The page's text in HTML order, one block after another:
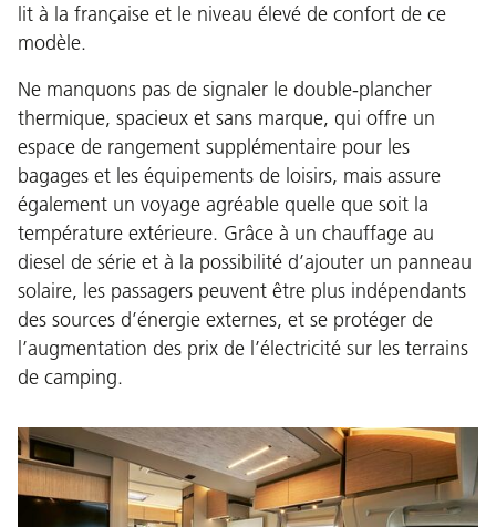
lit à la française et le niveau élevé de confort de ce
modèle.
Ne manquons pas de signaler le double-plancher
thermique, spacieux et sans marque, qui offre un
espace de rangement supplémentaire pour les
bagages et les équipements de loisirs, mais assure
également un voyage agréable quelle que soit la
température extérieure. Grâce à un chauffage au
diesel de série et à la possibilité d’ajouter un panneau
solaire, les passagers peuvent être plus indépendants
des sources d’énergie externes, et se protéger de
l’augmentation des prix de l’électricité sur les terrains
de camping.